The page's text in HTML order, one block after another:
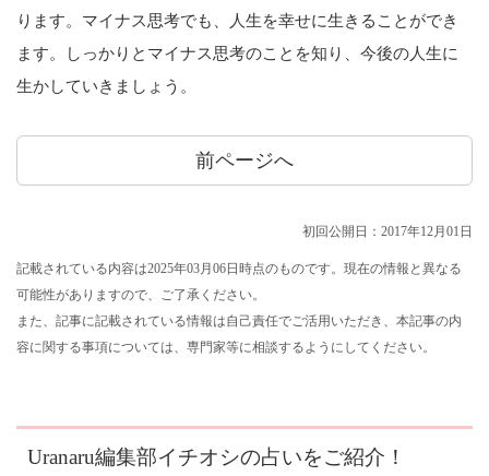
ります。マイナス思考でも、人生を幸せに生きることができ
ます。しっかりとマイナス思考のことを知り、今後の人生に
生かしていきましょう。
前ページへ
初回公開日：2017年12月01日
記載されている内容は2025年03月06日時点のものです。現在の情報と異なる
可能性がありますので、ご了承ください。
また、記事に記載されている情報は自己責任でご活用いただき、本記事の内
容に関する事項については、専門家等に相談するようにしてください。
Uranaru編集部イチオシの占いをご紹介！